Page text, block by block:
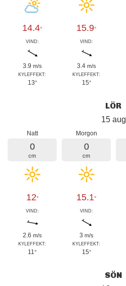
14.4°
VIND:
3.9 m/s
KYLEFFEKT:
13°
15.9°
VIND:
3.4 m/s
KYLEFFEKT:
15°
LÖR
15 aug
Natt
0
cm
12°
VIND:
2.6 m/s
KYLEFFEKT:
11°
Morgon
0
cm
15.1°
VIND:
3 m/s
KYLEFFEKT:
15°
SÖN